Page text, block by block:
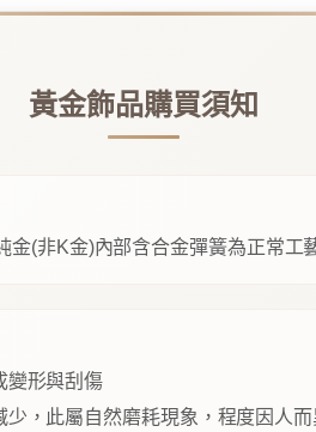
黃金飾品購買須知
金(非K金)內部含合金彈簧為正常工
變形與刮傷
，此屬自然磨耗現象，程度因人